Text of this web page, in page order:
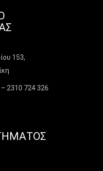
153,
2310 724 326